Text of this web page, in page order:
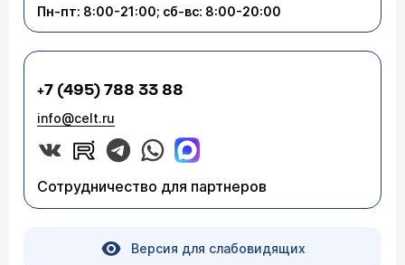
Пн-пт: 8:00-21:00; сб-вс: 8:00-20:00
+7 (495) 788 33 88
info@celt.ru
Сотрудничество для партнеров
Версия для слабовидящих